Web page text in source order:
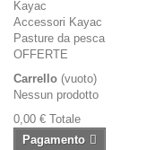
Kayac
Accessori Kayac
Pasture da pesca
OFFERTE
Carrello (vuoto)
Nessun prodotto
0,00 € Totale
Pagamento